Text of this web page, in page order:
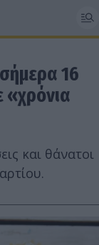
16
«χρόνια
και θάνατοι